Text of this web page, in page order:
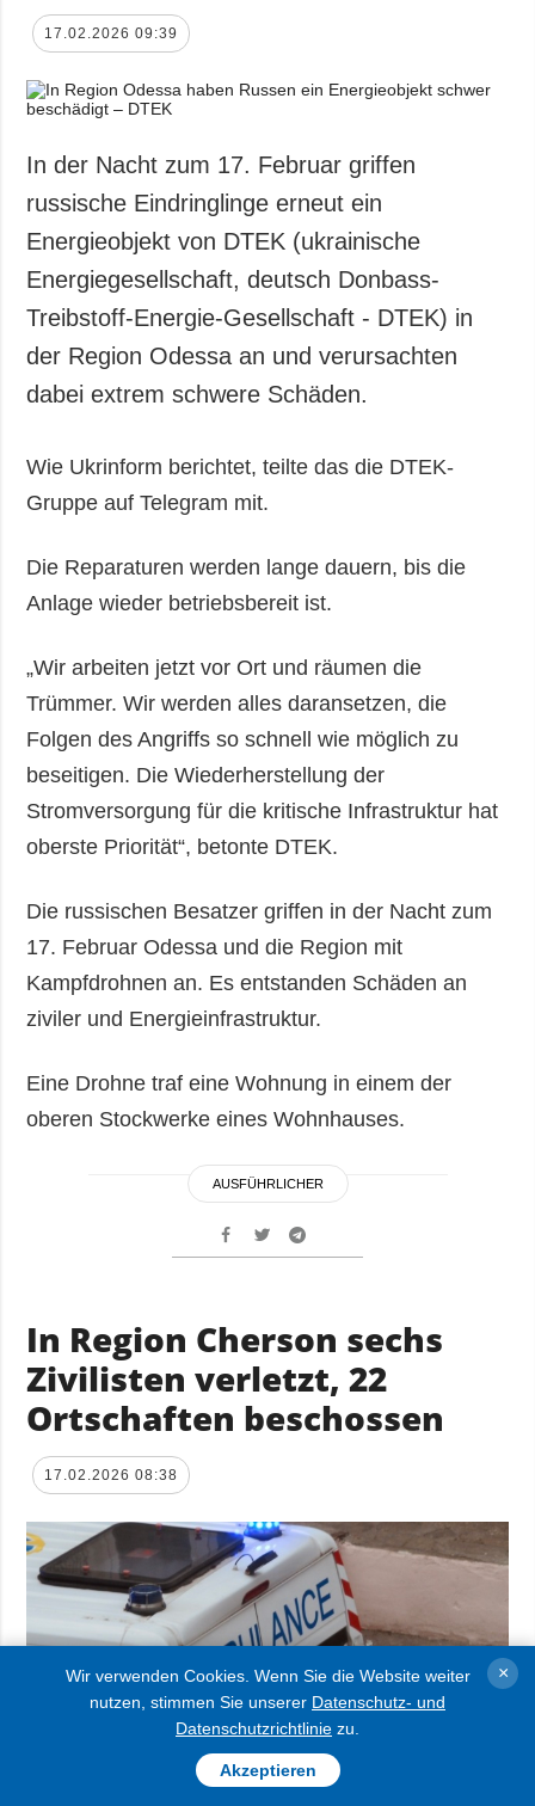
17.02.2026 09:39
In der Nacht zum 17. Februar griffen
russische Eindringlinge erneut ein
Energieobjekt von DTEK (ukrainische
Energiegesellschaft, deutsch Donbass-
Treibstoff-Energie-Gesellschaft - DTEK) in
der Region Odessa an und verursachten
dabei extrem schwere Schäden.
Wie Ukrinform berichtet, teilte das die DTEK-
Gruppe auf Telegram mit.
Die Reparaturen werden lange dauern, bis die
Anlage wieder betriebsbereit ist.
„Wir arbeiten jetzt vor Ort und räumen die
Trümmer. Wir werden alles daransetzen, die
Folgen des Angriffs so schnell wie möglich zu
beseitigen. Die Wiederherstellung der
Stromversorgung für die kritische Infrastruktur hat
oberste Priorität“, betonte DTEK.
Die russischen Besatzer griffen in der Nacht zum
17. Februar Odessa und die Region mit
Kampfdrohnen an. Es entstanden Schäden an
ziviler und Energieinfrastruktur.
Eine Drohne traf eine Wohnung in einem der
oberen Stockwerke eines Wohnhauses.
AUSFÜHRLICHER
In Region Cherson sechs
Zivilisten verletzt, 22
Ortschaften beschossen
17.02.2026 08:38
Wir verwenden Cookies. Wenn Sie die Website weiter
nutzen, stimmen Sie unserer Datenschutz- und
Datenschutzrichtlinie zu.
Akzeptieren
×